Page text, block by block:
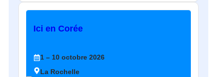
Ici en Corée
1 – 10 octobre 2026
La Rochelle